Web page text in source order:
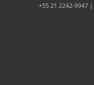
+55 21 2242-9947 |